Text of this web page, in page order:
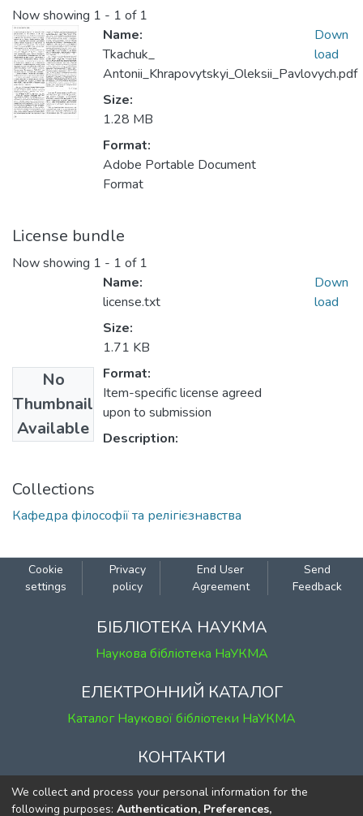
Now showing 1 - 1 of 1
Name:
Tkachuk_
Antonii_Khrapovytskyi_Oleksii_Pavlovych.pdf
Size:
1.28 MB
Format:
Adobe Portable Document
Format
Down
load
License bundle
Now showing 1 - 1 of 1
No
Thumbnail
Available
Name:
license.txt
Size:
1.71 KB
Format:
Item-specific license agreed
upon to submission
Description:
Down
load
Collections
Кафедра філософії та релігієзнавства
Cookie
settings
Privacy
policy
End User
Agreement
Send
Feedback
БІБЛІОТЕКА НАУКМА
Наукова бібліотека НаУКМА
ЕЛЕКТРОННИЙ КАТАЛОГ
Каталог Наукової бібліотеки НаУКМА
КОНТАКТИ
м. Київ, вул. Григорія Сковороди, 2
к. 1, к. 120
We collect and process your personal information for the
following purposes: Authentication, Preferences,